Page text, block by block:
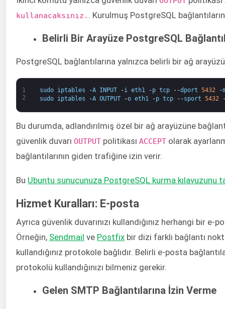
kullanacaksınız.
. Kurulmuş PostgreSQL
Belirli Bir Arayüze PostgreSQL
PostgreSQL bağlantılarına yalnızca belirli bir ağ
1
2
sudo iptables -A INPUT -i eth1 -p tcp --dport 5432 -
sudo
iptables -A OUTPUT -o eth1 -p tcp --sport 5432
Bu durumda, adlandırılmış özel bir ağ arayüzüne
güvenlik duvarı ​ OUTPUT ​ politikası ​ ACCEPT olarak
bağlantılarının giden trafiğine izin verir.
Bu ​ Ubuntu sunucunuza PostgreSQL kurma kılavuzunu
Hizmet Kuralları: E-posta
Ayrıca güvenlik duvarınızı kullandığınız herhangi bir
Örneğin, ​ Sendmail ​ ve ​ Postfix bir dizi farklı bağlantı
kullandığınız protokole bağlıdır. Belirli e-posta
protokolü kullandığınızı bilmeniz gerekir.
Gelen SMTP Bağlantılarına İzin Verme